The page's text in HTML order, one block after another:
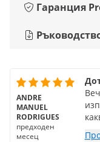
Гаранция
ANDRE
MANUEL
RODRIGUES
предходен
месец